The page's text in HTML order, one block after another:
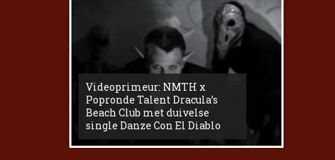
Videoprimeur: NMTH x
Popronde Talent Dracula’s
Beach Club met duivelse
single Danze Con El Diablo